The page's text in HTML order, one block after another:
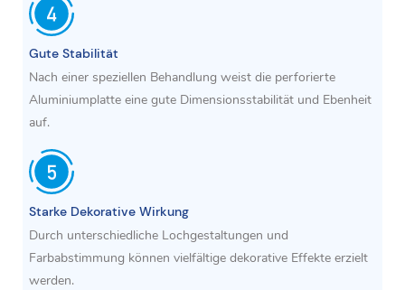
Gute Stabilität
Nach einer speziellen Behandlung weist die perforierte
Aluminiumplatte eine gute Dimensionsstabilität und Ebenheit
auf.
Starke Dekorative Wirkung
Durch unterschiedliche Lochgestaltungen und
Farbabstimmung können vielfältige dekorative Effekte erzielt
werden.